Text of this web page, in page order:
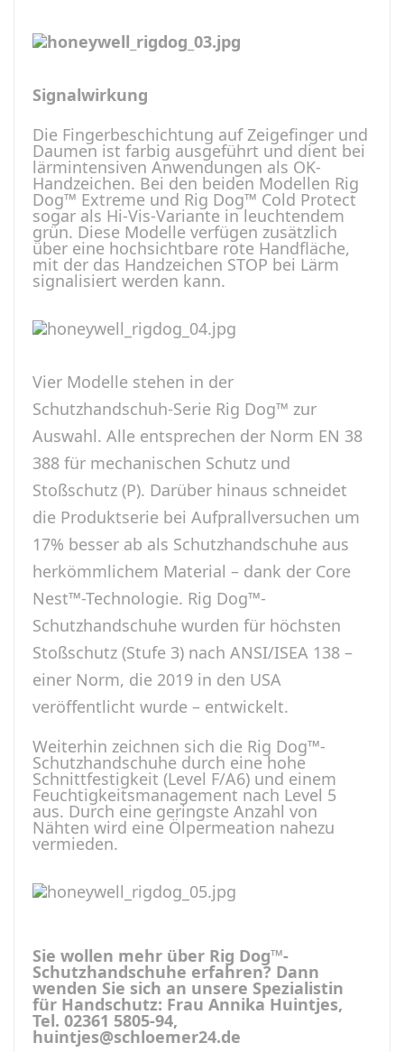
Signalwirkung
Die Fingerbeschichtung auf Zeigefinger und
Daumen ist farbig ausgeführt und dient bei
lärmintensiven Anwendungen als OK-
Handzeichen. Bei den beiden Modellen Rig
Dog™ Extreme und Rig Dog™ Cold Protect
sogar als Hi-Vis-Variante in leuchtendem
grün. Diese Modelle verfügen zusätzlich
über eine hochsichtbare rote Handfläche,
mit der das Handzeichen STOP bei Lärm
signalisiert werden kann.
Vier Modelle stehen in der
Schutzhandschuh-Serie Rig Dog™ zur
Auswahl. Alle entsprechen der Norm EN 38
388 für mechanischen Schutz und
Stoßschutz (P). Darüber hinaus schneidet
die Produktserie bei Aufprallversuchen um
17% besser ab als Schutzhandschuhe aus
herkömmlichem Material – dank der Core
Nest™-Technologie. Rig Dog™-
Schutzhandschuhe wurden für höchsten
Stoßschutz (Stufe 3) nach ANSI/ISEA 138 –
einer Norm, die 2019 in den USA
veröffentlicht wurde – entwickelt.
Weiterhin zeichnen sich die Rig Dog™-
Schutzhandschuhe durch eine hohe
Schnittfestigkeit (Level F/A6) und einem
Feuchtigkeitsmanagement nach Level 5
aus. Durch eine geringste Anzahl von
Nähten wird eine Ölpermeation nahezu
vermieden.
Sie wollen mehr über Rig Dog™-
Schutzhandschuhe erfahren? Dann
wenden Sie sich an unsere Spezialistin
für Handschutz: Frau Annika Huintjes,
Tel. 02361 5805-94,
huintjes@schloemer24.de